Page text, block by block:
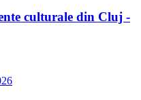
culturale din Cluj -